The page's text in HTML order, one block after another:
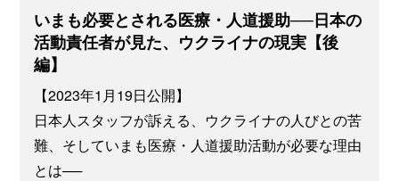
いまも必要とされる医療・人道援助──日本の
活動責任者が見た、ウクライナの現実【後
編】
【2023年1月19日公開】
日本人スタッフが訴える、ウクライナの人びとの苦
難、そしていまも医療・人道援助活動が必要な理由
とは──